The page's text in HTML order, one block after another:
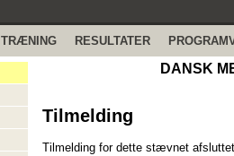
TRÆNING RESULTATER
DANSK
Tilmelding
Tilmelding for dette stævnet